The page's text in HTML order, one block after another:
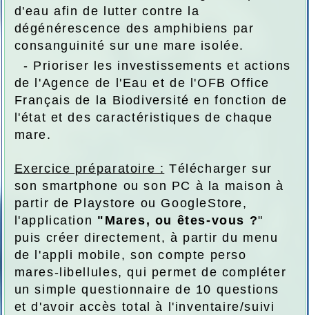
d'eau afin de lutter contre la
dégénérescence des amphibiens par
consanguinité sur une mare isolée.
- Prioriser les investissements et actions
de l'Agence de l'Eau et de l'OFB Office
Français de la Biodiversité en fonction de
l'état et des caractéristiques de chaque
mare.
Exercice préparatoire : Télécharger sur
son smartphone ou son PC à la maison à
partir de Playstore ou GoogleStore,
l'application "Mares, ou êtes-vous ?"
puis créer directement, à partir du menu
de l'appli mobile, son compte perso
mares-libellules, qui permet de compléter
un simple questionnaire de 10 questions
et d'avoir accès total à l'inventaire/suivi